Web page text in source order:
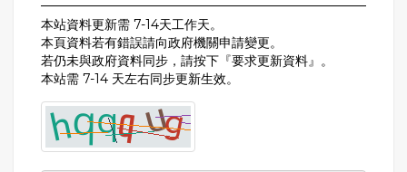
本站資料更新需 7-14天工作天。
本頁資料若有錯誤請向政府機關申請變更。
若仍未與政府資料同步，請按下『要求更新資料』。
本站需 7-14 天左右同步更新生效。